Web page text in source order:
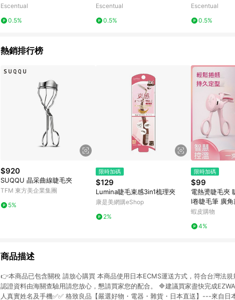
Escentual
0.5%
cealer 7ml 6W - Extra Deep
Escentual
0.5%
cealer 7ml 7C
Escentual
0.5%
熱銷排行榜
$920
SUQQU 晶采曲線睫毛夾
TFM 東方美企業集團
5%
限時加碼
$129
Lumina睫毛束感3in1梳理夾
康是美網購eShop
2%
限時加碼
$99
電熱燙睫毛夾
I卷睫毛筆 廣
部款 自然捲翹
蝦皮購物
4%
商品描述
👉本商品已包含關稅 請放心購買 本商品使用日本ECMS運送方式，符合台灣法
認證資料由海關查驗用請您放心，懇請買家您的配合。 🔷建議買家盡快完成
人真實姓名及手機✅✅ 格致良品【嚴選好物・電器・雜貨・日本直送】---來自